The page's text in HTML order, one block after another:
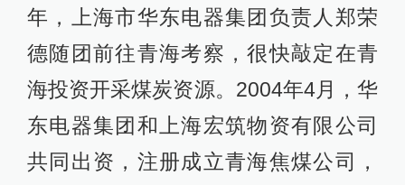
年，上海市华东电器集团负责人郑荣
德随团前往青海考察，很快敲定在青
海投资开采煤炭资源。2004年4月，华
东电器集团和上海宏筑物资有限公司
共同出资，注册成立青海焦煤公司，